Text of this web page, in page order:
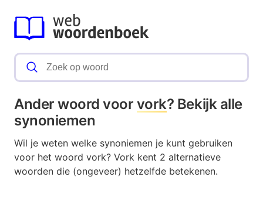
Ander woord voor vork? Bekijk alle
synoniemen
Wil je weten welke synoniemen je kunt gebruiken
voor het woord vork? Vork kent 2 alternatieve
woorden die (ongeveer) hetzelfde betekenen.